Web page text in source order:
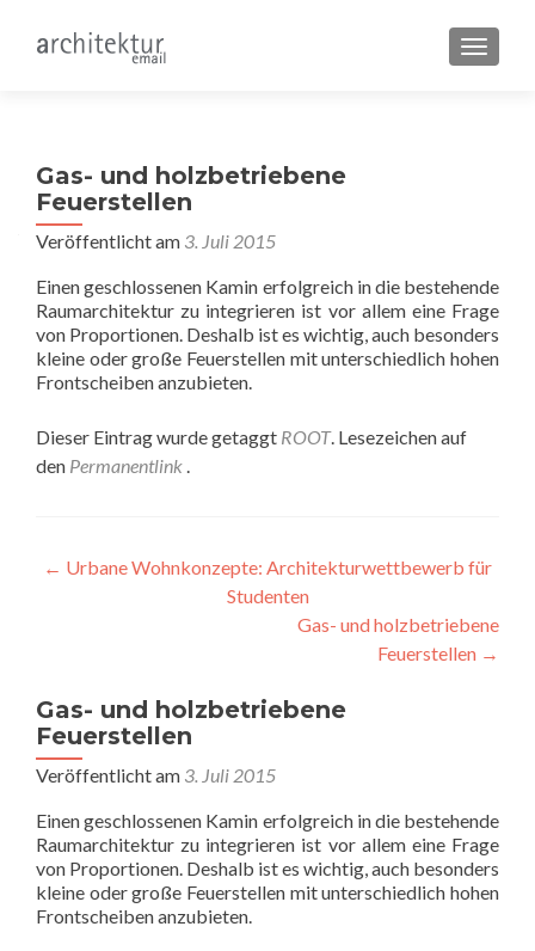
Gas- und holzbetriebene
Feuerstellen
Veröffentlicht am 3. Juli 2015
Einen geschlossenen Kamin erfolgreich in die bestehende
Raumarchitektur zu integrieren ist vor allem eine Frage
von Proportionen. Deshalb ist es wichtig, auch besonders
kleine oder große Feuerstellen mit unterschiedlich hohen
Frontscheiben anzubieten.
Dieser Eintrag wurde getaggt ROOT. Lesezeichen auf
den Permanentlink .
Beitragsnavigation
← Urbane Wohnkonzepte: Architekturwettbewerb für
Studenten
Gas- und holzbetriebene
Feuerstellen →
Gas- und holzbetriebene
Feuerstellen
Veröffentlicht am 3. Juli 2015
Einen geschlossenen Kamin erfolgreich in die bestehende
Raumarchitektur zu integrieren ist vor allem eine Frage
von Proportionen. Deshalb ist es wichtig, auch besonders
kleine oder große Feuerstellen mit unterschiedlich hohen
Frontscheiben anzubieten.